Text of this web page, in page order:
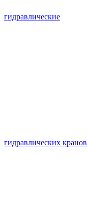
гидравлические
гидравлических кранов